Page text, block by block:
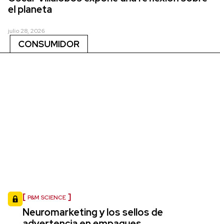
el planeta
julio 28, 2026
CONSUMIDOR
P&M SCIENCE
Neuromarketing y los sellos de